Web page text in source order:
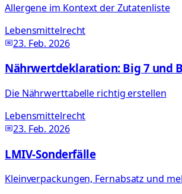
Allergene im Kontext der Zutatenliste
Lebensmittelrecht
23. Feb. 2026
Nährwertdeklaration: Big 7 und
Die Nährwerttabelle richtig erstellen
Lebensmittelrecht
23. Feb. 2026
LMIV-Sonderfälle
Kleinverpackungen, Fernabsatz und